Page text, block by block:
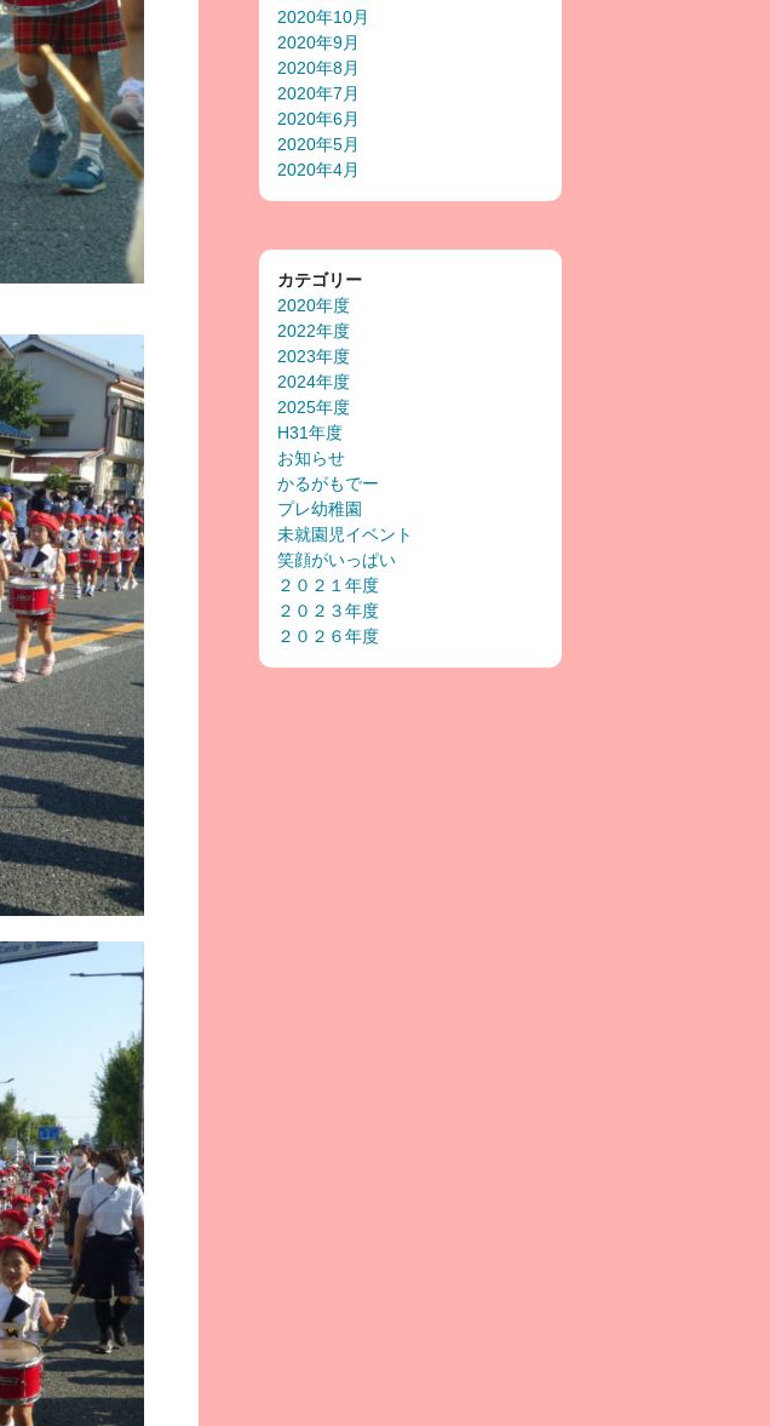
2020年10月
2020年9月
2020年8月
2020年7月
2020年6月
2020年5月
2020年4月
カテゴリー
2020年度
2022年度
2023年度
2024年度
2025年度
H31年度
お知らせ
かるがもでー
プレ幼稚園
未就園児イベント
笑顔がいっぱい
２０２１年度
２０２３年度
２０２６年度